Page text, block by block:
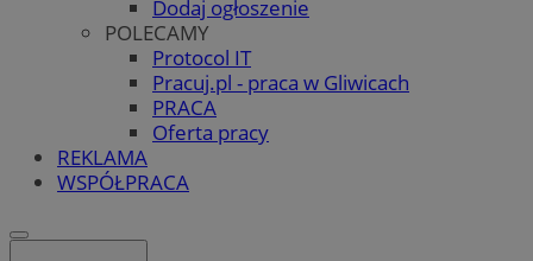
Dodaj ogłoszenie
POLECAMY
Protocol IT
Pracuj.pl - praca w Gliwicach
PRACA
Oferta pracy
REKLAMA
WSPÓŁPRACA